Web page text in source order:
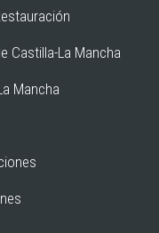
Castilla-La Mancha
Mancha